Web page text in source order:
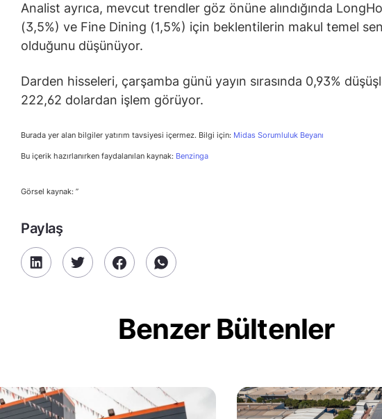
Analist ayrıca, mevcut trendler göz önüne alındığında
(3,5%) ve Fine Dining (1,5%) için beklentilerin makul temel
olduğunu düşünüyor.
Darden hisseleri, çarşamba günü yayın sırasında 0,93%
222,62 dolardan işlem görüyor.
Burada yer alan bilgiler yatırım tavsiyesi içermez. Bilgi için: Midas Sorumluluk Beyanı
Bu içerik hazırlanırken faydalanılan kaynak: Benzinga
Görsel kaynak: ”
Paylaş
Benzer Bültenler